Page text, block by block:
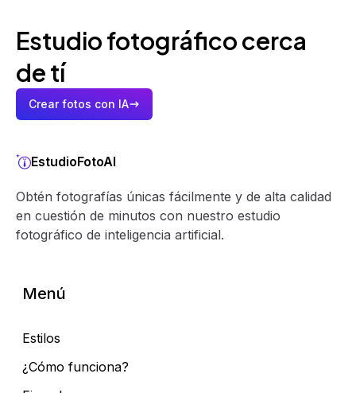
Estudio fotográfico cerca
de tí
Crear fotos con IA
EstudioFotoAI
Obtén fotografías únicas fácilmente y de alta calidad
en cuestión de minutos con nuestro estudio
fotográfico de inteligencia artificial.
Menú
Estilos
¿Cómo funciona?